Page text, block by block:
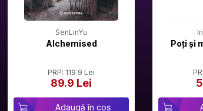
SenLinYu
Alchemised
PRP: 119.9 Lei
89.9 Lei
Adaugă în coș
Poți și